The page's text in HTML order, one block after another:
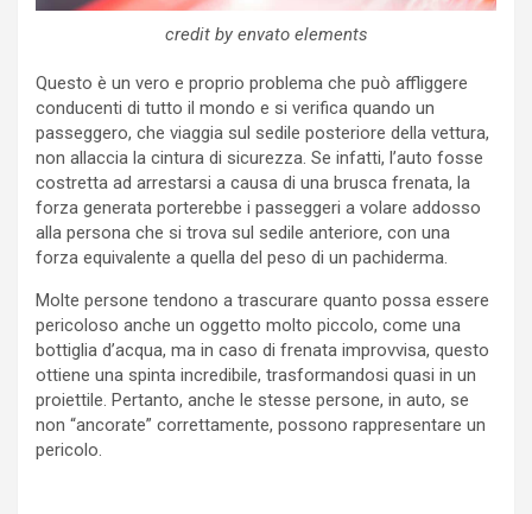
credit by envato elements
Questo è un vero e proprio problema che può affliggere
conducenti di tutto il mondo e si verifica quando un
passeggero, che viaggia sul sedile posteriore della vettura,
non allaccia la cintura di sicurezza. Se infatti, l’auto fosse
costretta ad arrestarsi a causa di una brusca frenata, la
forza generata porterebbe i passeggeri a volare addosso
alla persona che si trova sul sedile anteriore, con una
forza equivalente a quella del peso di un pachiderma.
Molte persone tendono a trascurare quanto possa essere
pericoloso anche un oggetto molto piccolo, come una
bottiglia d’acqua, ma in caso di frenata improvvisa, questo
ottiene una spinta incredibile, trasformandosi quasi in un
proiettile. Pertanto, anche le stesse persone, in auto, se
non “ancorate” correttamente, possono rappresentare un
pericolo.